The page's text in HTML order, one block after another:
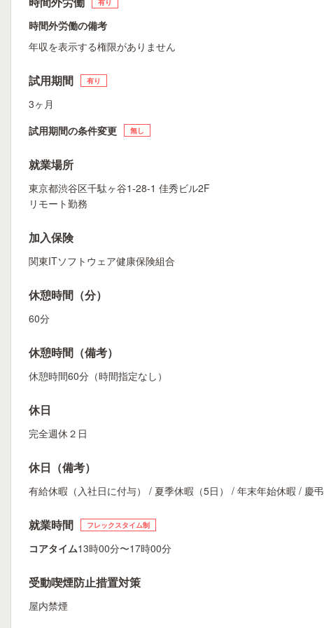
時間外労働の備考
年収を表示する権限がありません
試用期間 有り
3ヶ月
試用期間の条件変更
無し
就業場所
東京都渋谷区千駄ヶ谷1-28-1 佳秀ビル2F
リモート勤務
加入保険
関東ITソフトウェア健康保険組合
休憩時間（分）
60分
休憩時間（備考）
休憩時間60分（時間指定なし）
休日
完全週休２日
休日（備考）
有給休暇（入社日に付与） / 夏季休暇（5日） / 年末年始休暇 / 慶
就業時間 フレックスタイム制
コアタイム13時00分〜17時00分
受動喫煙防止措置対策
屋内禁煙